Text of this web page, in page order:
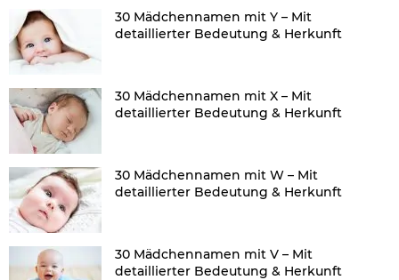
30 Mädchennamen mit Y – Mit
detaillierter Bedeutung & Herkunft
30 Mädchennamen mit X – Mit
detaillierter Bedeutung & Herkunft
30 Mädchennamen mit W – Mit
detaillierter Bedeutung & Herkunft
30 Mädchennamen mit V – Mit
detaillierter Bedeutung & Herkunft